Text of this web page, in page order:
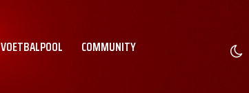
VOETBALPOOL COMMUNITY